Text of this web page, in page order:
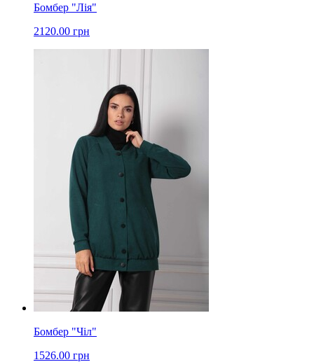
Бомбер "Лія"
2120.00 грн
Бомбер "Чіл"
1526.00 грн